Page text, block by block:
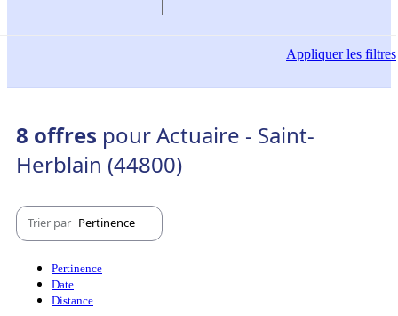
Appliquerles filtres
8 offres pour Actuaire - Saint-
Herblain (44800)
Trier par Pertinence
Pertinence
Date
Distance